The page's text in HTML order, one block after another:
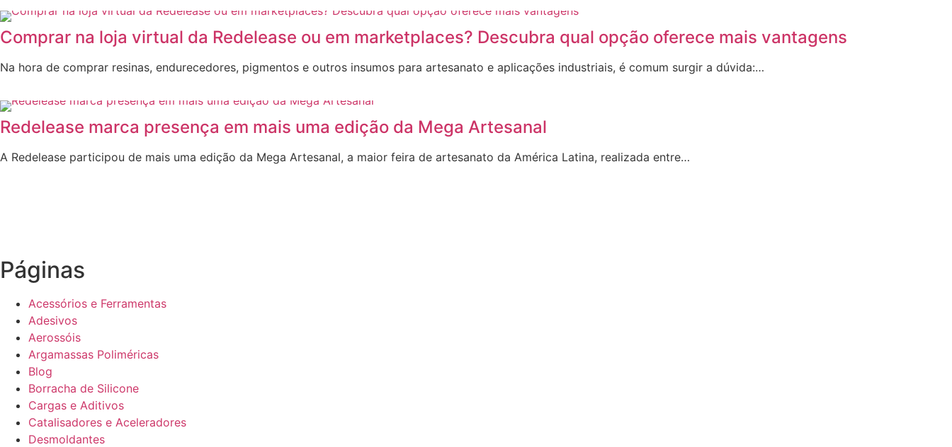
Comprar na loja virtual da Redelease ou em marketplaces? Descubra qual opção oferece mais vantagens
Na hora de comprar resinas, endurecedores, pigmentos e outros insumos para artesanato e aplicações industriais, é comum surgir a dúvida:…
Redelease marca presença em mais uma edição da Mega Artesanal
A Redelease participou de mais uma edição da Mega Artesanal, a maior feira de artesanato da América Latina, realizada entre…
Páginas
Acessórios e Ferramentas
Adesivos
Aerossóis
Argamassas Poliméricas
Blog
Borracha de Silicone
Cargas e Aditivos
Catalisadores e Aceleradores
Desmoldantes